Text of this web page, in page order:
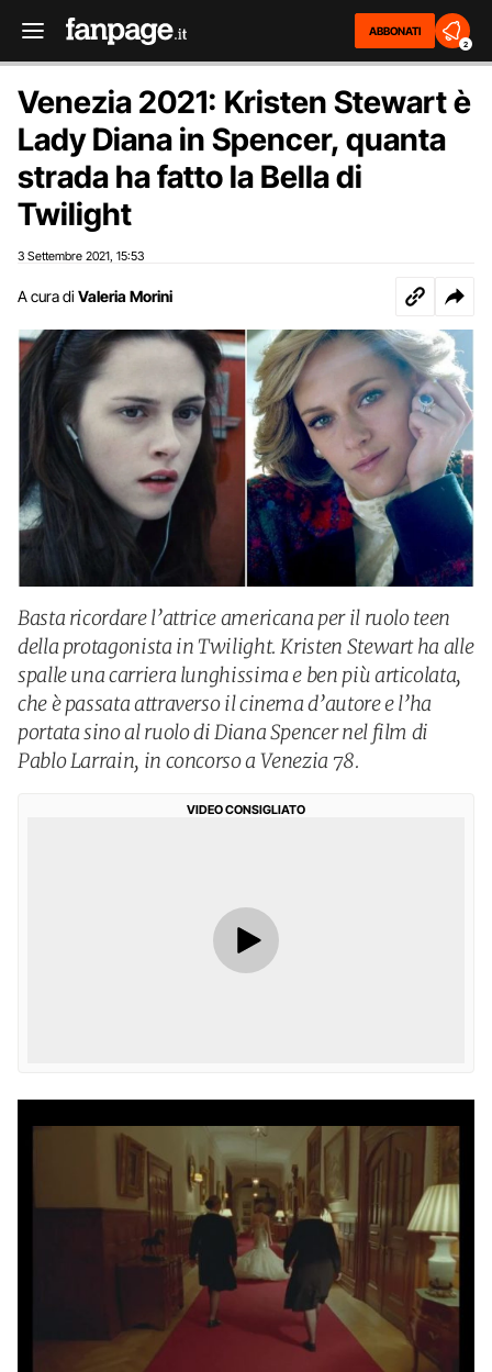
ABBONATI
2
Venezia 2021: Kristen Stewart è
Lady Diana in Spencer, quanta
strada ha fatto la Bella di
Twilight
3 Settembre 2021 15:53
A cura di Valeria Morini
Basta ricordare l’attrice americana per il ruolo teen
della protagonista in Twilight. Kristen Stewart ha alle
spalle una carriera lunghissima e ben più articolata,
che è passata attraverso il cinema d’autore e l’ha
portata sino al ruolo di Diana Spencer nel film di
Pablo Larrain, in concorso a Venezia 78.
VIDEO CONSIGLIATO